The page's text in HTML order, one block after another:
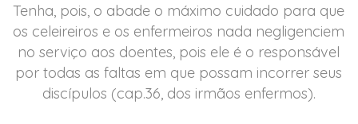
Tenha, pois, o abade o máximo cuidado para que
os celeireiros e os enfermeiros nada negligenciem
no serviço aos doentes, pois ele é o responsável
por todas as faltas em que possam incorrer seus
discípulos (cap.36, dos irmãos enfermos).